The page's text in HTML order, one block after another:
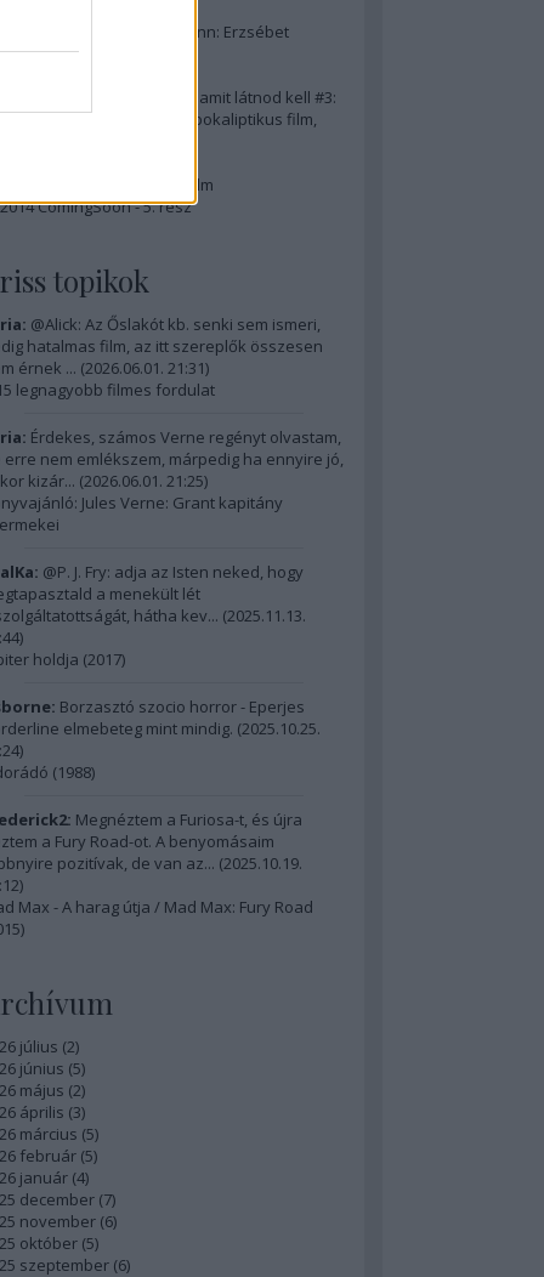
Könyvkritika: Brigitte Hamann: Erzsébet
királyné (2019)
50 posztapokaliptikus film, amit látnod kell #3:
10 (nem is annyira) posztapokaliptikus film,
A 10 legjobb Matt Damon-film
2014 ComingSoon - 5. rész
topikok
@Alick: Az Őslakót kb. senki sem ismeri,
hatalmas film, az itt szereplők összesen
érnek ... (2026.06.01. 21:31)
legnagyobb filmes fordulat
Érdekes, számos Verne regényt olvastam,
erre nem emlékszem, márpedig ha ennyire jó,
kizár... (2026.06.01. 21:25)
Jules Verne: Grant kapitány
@P. J. Fry: adja az Isten neked, hogy
a menekült lét
hátha kev... (2025.11.13.
)
holdja (2017)
Borzasztó szocio horror - Eperjes
elmebeteg mint mindig. (2025.10.25.
)
(1988)
Megnéztem a Furiosa-t, és újra
a Fury Road-ot. A benyomásaim
pozitívak, de van az... (2025.10.19.
)
Max - A harag útja / Mad Max: Fury Road
július (2)
június (5)
május (2)
április (3)
március (5)
február (5)
január (4)
december (7)
november (6)
október (5)
szeptember (6)